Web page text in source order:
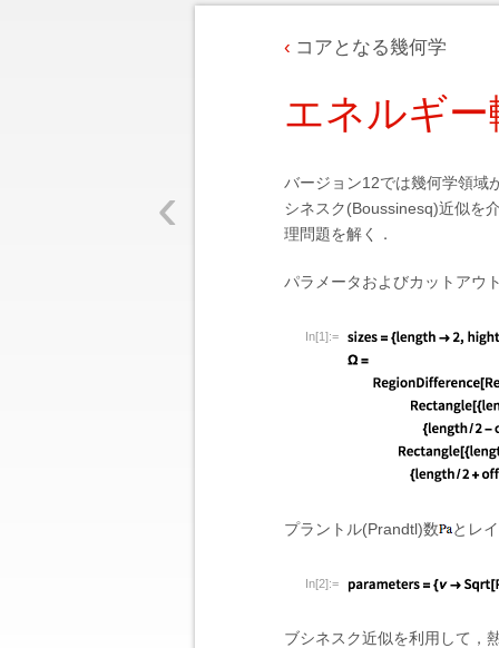
‹
コアとなる幾何学
エネルギー
バージョン12では幾何学領域
シネスク(Boussinesq)近似を
理問題を解く．
パラメータおよびカットアウ
In[1]:=
プラントル(Prandtl)数 とレ
In[2]:=
ブシネスク近似を利用して，